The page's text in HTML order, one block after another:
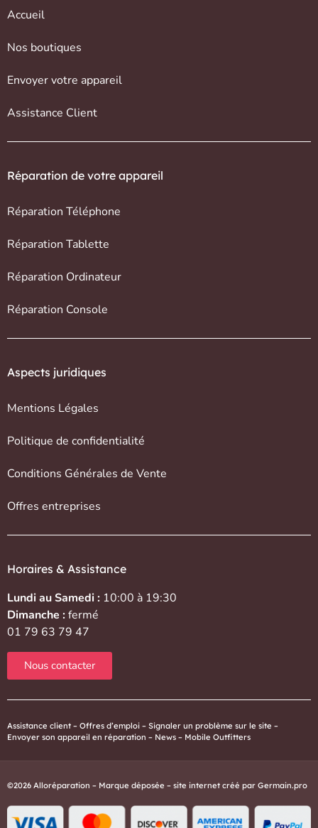
Accueil
Nos boutiques
Envoyer votre appareil
Assistance Client
Réparation de votre appareil
Réparation Téléphone
Réparation Tablette
Réparation Ordinateur
Réparation Console
Aspects juridiques
Mentions Légales
Politique de confidentialité
Conditions Générales de Vente
Offres entreprises
Horaires & Assistance
Lundi au Samedi : 10:00 à 19:30
Dimanche :fermé
01 79 63 79 47
Nous contacter
Assistance client – Offres d’emploi – Signaler un problème sur le site –
Envoyer son appareil en réparation – News – Mobile Outfitters
©2026 Alloréparation – Marque déposée – site internet créé par Germain.pro